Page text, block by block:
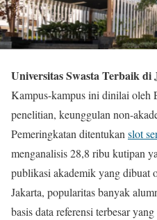
Universitas Swasta Terbaik
Kampus-kampus ini dinilai oleh
penelitian, keunggulan non-
Pemeringkatan ditentukanslot
menganalisis 28,8 ribu kutipan
publikasi akademik yang dibuat
Jakarta, popularitas banyak
basis data referensi terbesar yang